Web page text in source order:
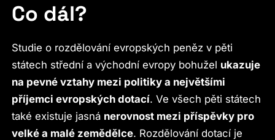
Co dál?
Studie o rozdělování evropských peněz v pěti
státech střední a východní evropy bohužel ukazuje
na pevné vztahy mezi politiky a největšími
příjemci evropských dotací. Ve všech pěti státech
také existuje jasná nerovnost mezi příspěvky pro
velké a malé zemědělce. Rozdělování dotací je